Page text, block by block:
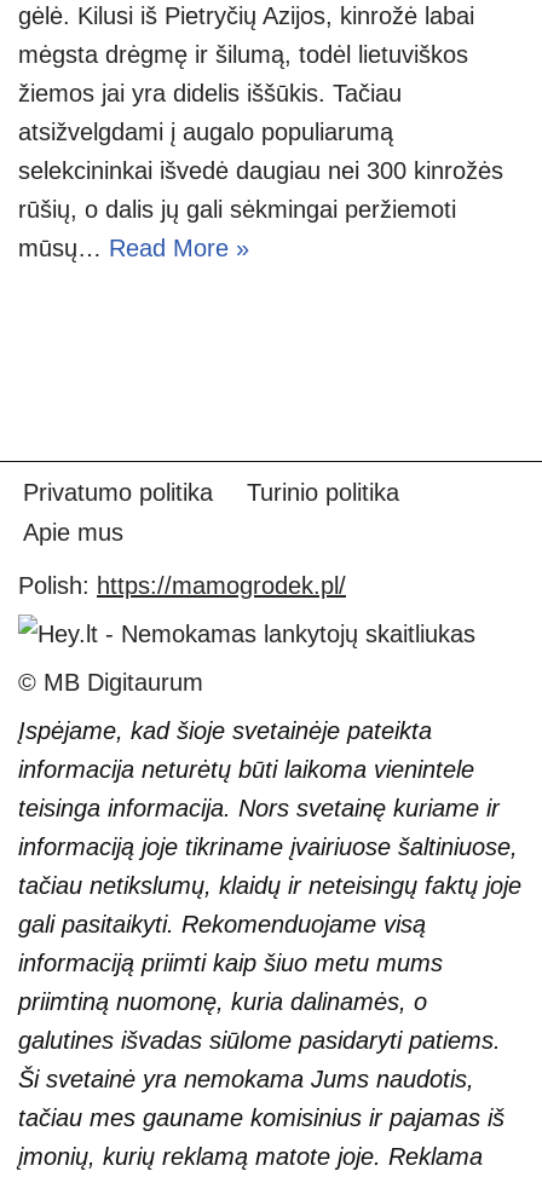
gėlė. Kilusi iš Pietryčių Azijos, kinrožė labai
mėgsta drėgmę ir šilumą, todėl lietuviškos
žiemos jai yra didelis iššūkis. Tačiau
atsižvelgdami į augalo populiarumą
selekcininkai išvedė daugiau nei 300 kinrožės
rūšių, o dalis jų gali sėkmingai peržiemoti
mūsų… Read More »
Privatumo politika
Turinio politika
Apie mus
Polish: https://mamogrodek.pl/
© MB Digitaurum
Įspėjame, kad šioje svetainėje pateikta
informacija neturėtų būti laikoma vienintele
teisinga informacija. Nors svetainę kuriame ir
informaciją joje tikriname įvairiuose šaltiniuose,
tačiau netikslumų, klaidų ir neteisingų faktų joje
gali pasitaikyti. Rekomenduojame visą
informaciją priimti kaip šiuo metu mums
priimtiną nuomonę, kuria dalinamės, o
galutines išvadas siūlome pasidaryti patiems.
Ši svetainė yra nemokama Jums naudotis,
tačiau mes gauname komisinius ir pajamas iš
įmonių, kurių reklamą matote joje. Reklama